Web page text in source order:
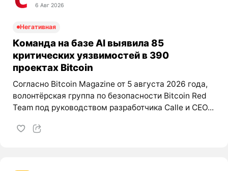
6 Авг 2026
Негативная
Команда на базе AI выявила 85
критических уязвимостей в 390
проектах Bitcoin
Согласно Bitcoin Magazine от 5 августа 2026 года,
волонтёрская группа по безопасности Bitcoin Red
Team под руководством разработчика Calle и CEO...